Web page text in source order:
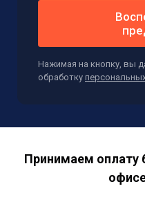
Нажимая на кнопку, вы
обработку
Принимаем оплату